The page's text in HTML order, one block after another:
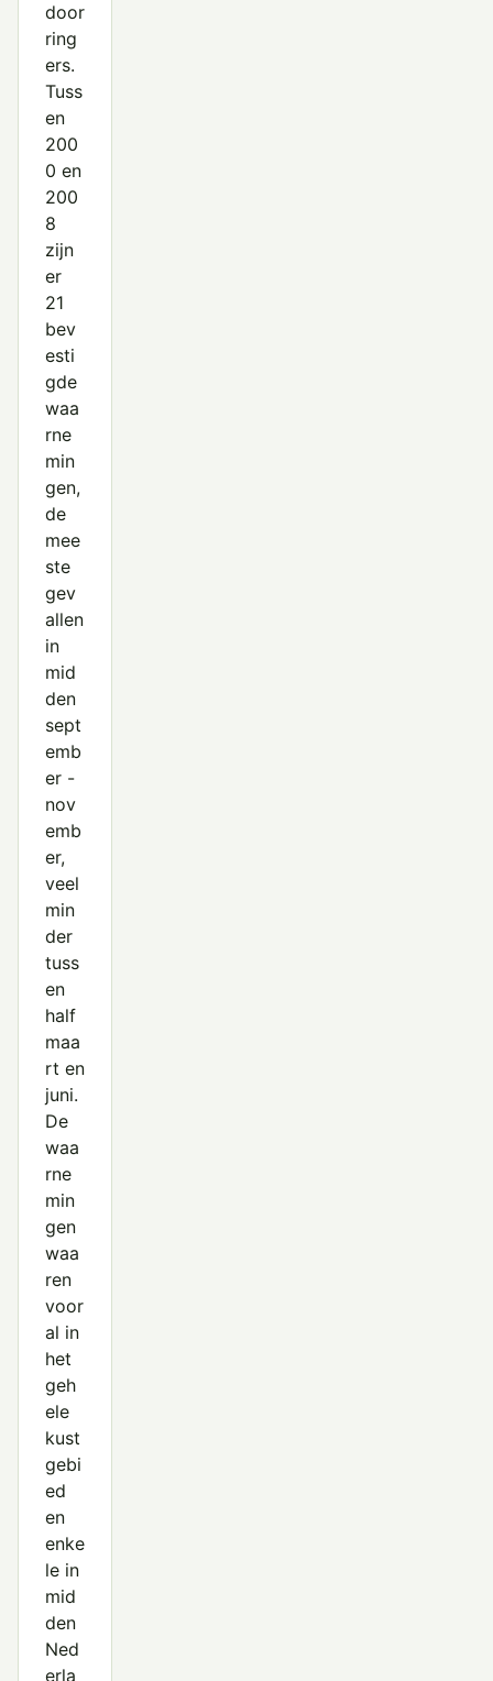
door
ring
ers.
Tuss
en
200
0 en
200
8
zijn
er
21
bev
esti
gde
waa
rne
min
gen,
de
mee
ste
gev
allen
in
mid
den
sept
emb
er -
nov
emb
er,
veel
min
der
tuss
en
half
maa
rt en
juni.
De
waa
rne
min
gen
waa
ren
voor
al in
het
geh
ele
kust
gebi
ed
en
enke
le in
mid
den
Ned
erla